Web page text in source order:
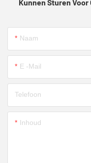
Kunnen Sturen Voor
Naam
E -mail
Telefoon
Inhoud